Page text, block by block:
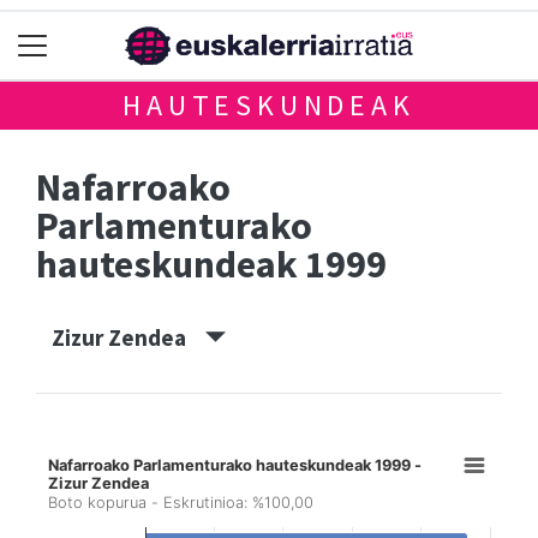
HAUTESKUNDEAK
Nafarroako
Parlamenturako
hauteskundeak 1999
Zizur Zendea
Nafarroako Parlamenturako hauteskundeak 1999 -
Zizur Zendea
Boto kopurua - Eskrutinioa: %100,00